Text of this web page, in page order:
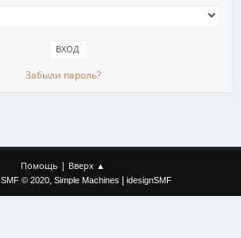
Забыли пароль?
Помощь | Вверх ▲
SMF © 2020, Simple Machines idesignSMF